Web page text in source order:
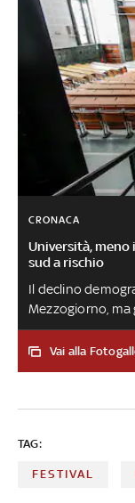
CRONACA
Università, meno
sud a rischio
Il declino
Mezzogiorno,
a Nord. E si
2040: lo studio di
Vai alla
TAG:
FESTIVAL